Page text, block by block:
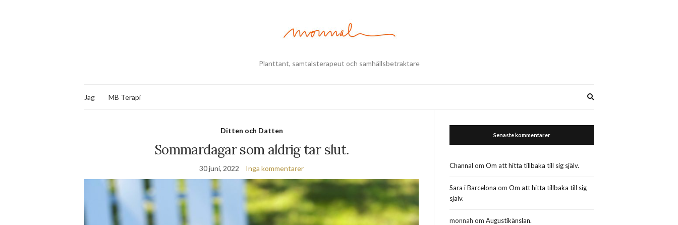
Planttant, samtalsterapeut och samhällsbetraktare
Jag MB Terapi
Ditten och Datten
Sommardagar som aldrig tar slut.
30 juni, 2022 Inga kommentarer
Senaste kommentarer
Channal omOm att hitta tillbaka till sig själv.
Sara i Barcelona omOm att hitta tillbaka till sig
själv.
monnah omAugustikänslan.